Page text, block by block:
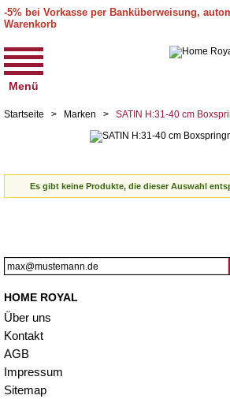
-5% bei Vorkasse per Banküberweisung,
Warenkorb
Menü
Startseite > Marken > SATIN H:31-40 cm
Es gibt keine Produkte, die dieser Auswahl
HOME ROYAL
Über uns
Kontakt
AGB
Impressum
Sitemap